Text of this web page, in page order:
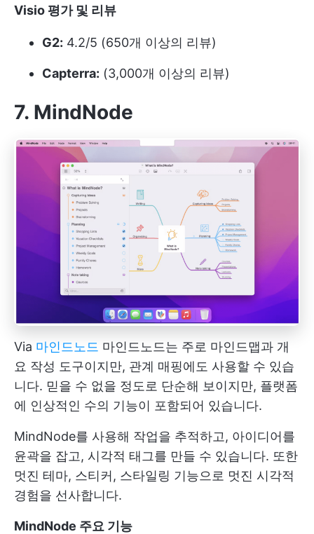
Visio 평가 및 리뷰
G2: 4.2/5 (650개 이상의 리뷰)
Capterra: (3,000개 이상의 리뷰)
7. MindNode
Via 마인드노드 마인드노드는 주로 마인드맵과 개
요 작성 도구이지만, 관계 매핑에도 사용할 수 있습
니다. 믿을 수 없을 정도로 단순해 보이지만, 플랫폼
에 인상적인 수의 기능이 포함되어 있습니다.
MindNode를 사용해 작업을 추적하고, 아이디어를
윤곽을 잡고, 시각적 태그를 만들 수 있습니다. 또한
멋진 테마, 스티커, 스타일링 기능으로 멋진 시각적
경험을 선사합니다.
MindNode 주요 기능